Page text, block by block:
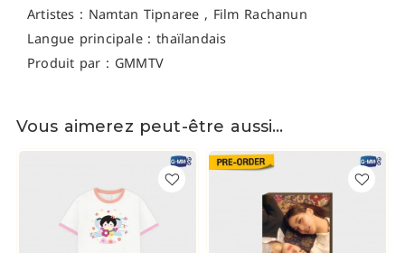
Artistes : Namtan Tipnaree , Film Rachanun
Langue principale : thaïlandais
Produit par : GMMTV
Vous aimerez peut-être aussi…